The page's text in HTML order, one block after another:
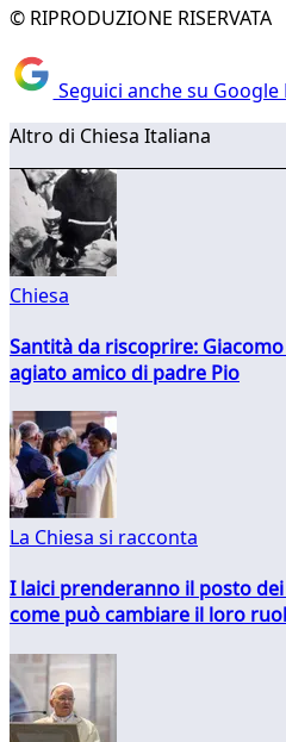
© RIPRODUZIONE RISERVATA
Seguici anche su
Altro di Chiesa Italiana
Chiesa
Santità da riscoprire:
agiato amico di padre Pio
La Chiesa si racconta
I laici prenderanno il posto
come può cambiare il loro